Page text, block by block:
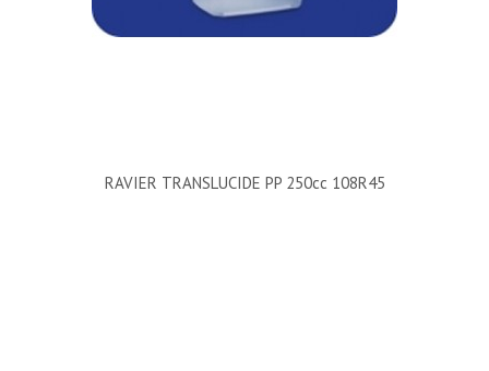
RAVIER TRANSLUCIDE PP 250cc 108R45